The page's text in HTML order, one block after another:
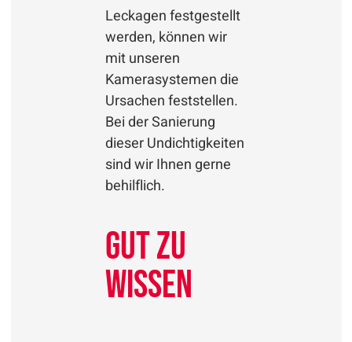
Leckagen festgestellt
werden, können wir
mit unseren
Kamerasystemen die
Ursachen feststellen.
Bei der Sanierung
dieser Undichtigkeiten
sind wir Ihnen gerne
behilflich.
Gut zu
wissen